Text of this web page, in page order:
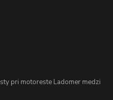
pri motoreste Ladomer medzi